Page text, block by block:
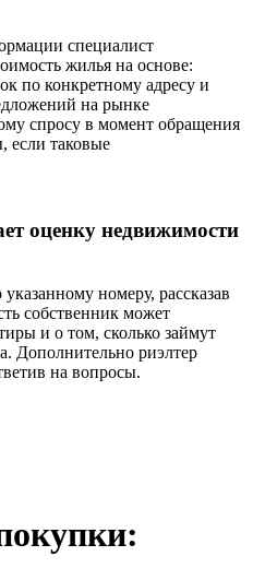
специалист
жилья на основе:
по конкретному адресу и
на рынке
спросу в момент обращения
если таковые
оценку недвижимости
номеру, рассказав
собственник может
и о том, сколько займут
Дополнительно риэлтер
на вопросы.